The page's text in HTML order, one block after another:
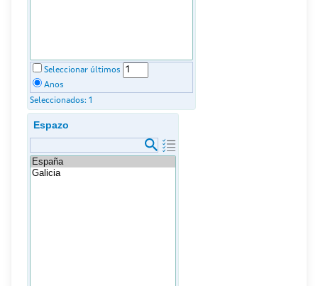
Seleccionar últimos
Anos
Seleccionados: 1
Espazo